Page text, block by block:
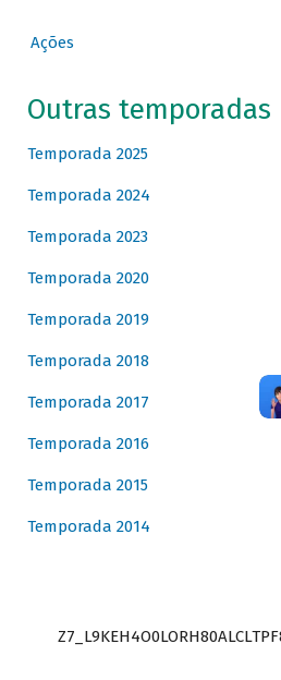
Ações
Outras temporadas
Temporada 2025
Temporada 2024
Temporada 2023
Temporada 2020
Temporada 2019
Temporada 2018
Temporada 2017
Temporada 2016
Temporada 2015
Temporada 2014